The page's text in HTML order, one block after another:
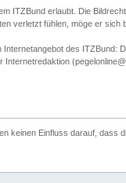
ITZBund erlaubt. Die
verletzt fühlen, möge er sich
des ITZBund:
keinen Einfluss darauf, dass